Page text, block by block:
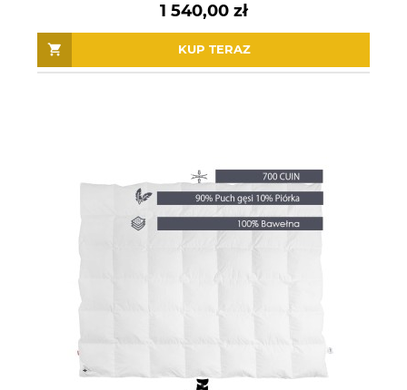
1 540,00 zł
KUP TERAZ